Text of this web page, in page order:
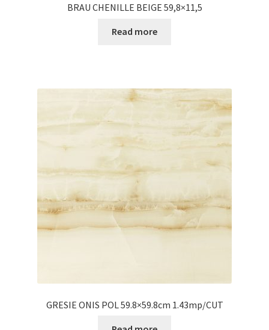
BRAU CHENILLE BEIGE 59,8×11,5
Read more
GRESIE ONIS POL 59.8×59.8cm 1.43mp/CUT